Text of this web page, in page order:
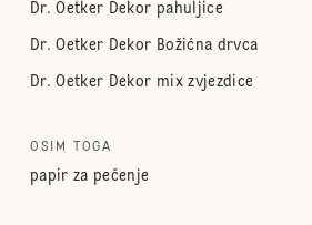
Dr. Oetker Dekor pahuljice
Dr. Oetker Dekor Božićna drvca
Dr. Oetker Dekor mix zvjezdice
OSIM TOGA
papir za pečenje